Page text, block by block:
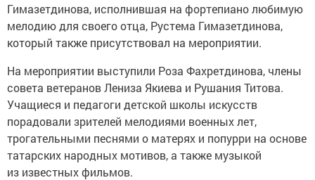
Гимазетдинова, исполнившая на фортепиано любимую
мелодию для своего отца, Рустема Гимазетдинова,
который также присутствовал на мероприятии.
На мероприятии выступили Роза Фахретдинова, члены
совета ветеранов Лениза Якиева и Рушания Титова.
Учащиеся и педагоги детской школы искусств
порадовали зрителей мелодиями военных лет,
трогательными песнями о матерях и попурри на основе
татарских народных мотивов, а также музыкой
из известных фильмов.